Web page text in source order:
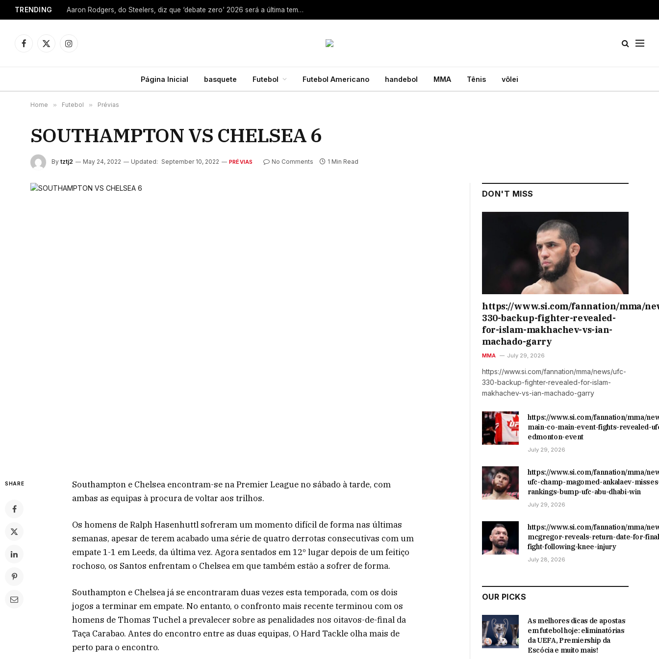
TRENDING Aaron Rodgers, do Steelers, diz que ‘debate zero’ 2026 será a última temporada da NFL 28 de julho de 2026
Facebook
X
Instagram
Página Inicial basquete Futebol Futebol Americano handebol MMA Tênis vôlei
Home » Futebol » Prévias
SOUTHAMPTON VS CHELSEA 6
By tztj2 May 24, 2022 Updated: September 10, 2022 PRÉVIAS No Comments 1 Min Read
SHARE
Southampton e Chelsea encontram-se na Premier League no sábado à tarde, com
ambas as equipas à procura de voltar aos trilhos.
Os homens de Ralph Hasenhuttl sofreram um momento difícil de forma nas últimas
semanas, apesar de terem acabado uma série de quatro derrotas consecutivas com um
empate 1-1 em Leeds, da última vez. Agora sentados em 12º lugar depois de um feitiço
rochoso, os Santos enfrentam o Chelsea em que também estão a sofrer de forma.
Southampton e Chelsea já se encontraram duas vezes esta temporada, com os dois
jogos a terminar em empate. No entanto, o confronto mais recente terminou com os
homens de Thomas Tuchel a prevalecer sobre as penalidades nos oitavos-de-final da
Taça Carabao. Antes do encontro entre as duas equipas, O Hard Tackle olha mais de
perto para o encontro.
DON'T MISS
https://www.si.com/fannation/mma/
330-backup-fighter-revealed-
for-islam-makhachev-vs-ian-
machado-garry
MMA July 29, 2026
https://www.si.com/fannation/mma/news/ufc-
330-backup-fighter-revealed-for-islam-
makhachev-vs-ian-machado-garry
https://www.si.com/fannation/mma/
main-co-main-event-fights-revealed-
edmonton-event
July 29, 2026
https://www.si.com/fannation/mma/
ufc-champ-magomed-ankalaev-
rankings-bump-ufc-abu-dhabi-win
July 29, 2026
https://www.si.com/fannation/mma/
mcgregor-reveals-return-date-for-
fight-following-knee-injury
July 28, 2026
OUR PICKS
As melhores dicas de apostas
em futebol hoje: eliminatórias
da UEFA, Premiership da
Escócia e muito mais!